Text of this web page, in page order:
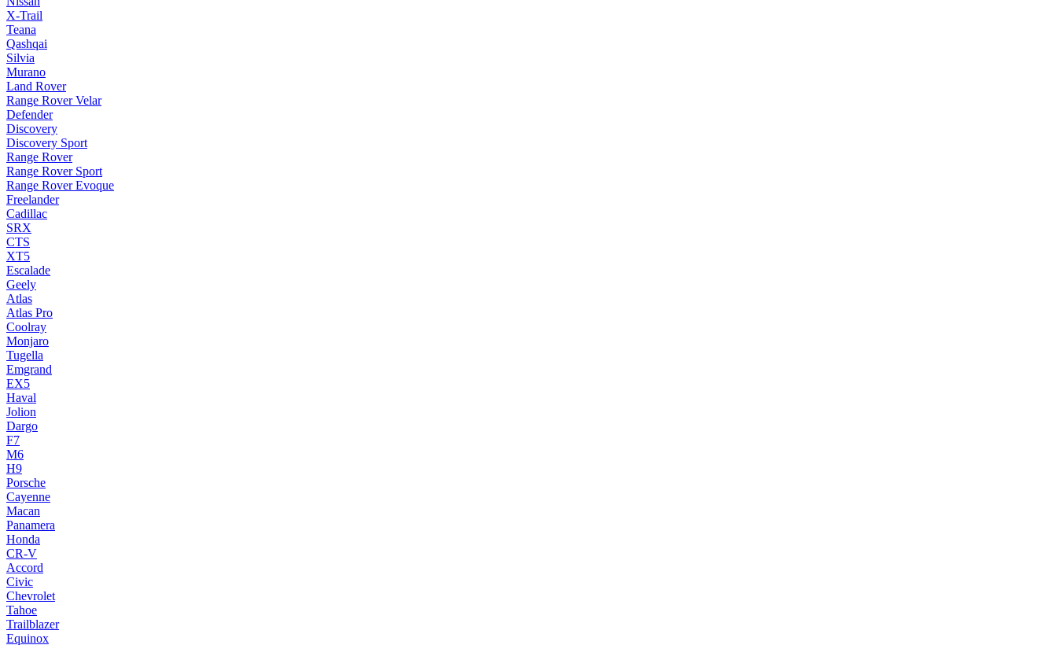
X-Trail
Teana
Qashqai
Silvia
Murano
Land Rover
Range Rover Velar
Defender
Discovery
Discovery Sport
Range Rover
Range Rover Sport
Range Rover Evoque
Freelander
Cadillac
SRX
CTS
XT5
Escalade
Geely
Atlas
Atlas Pro
Coolray
Monjaro
Tugella
Emgrand
EX5
Haval
Jolion
Dargo
F7
M6
H9
Porsche
Cayenne
Macan
Panamera
Honda
CR-V
Accord
Civic
Chevrolet
Tahoe
Trailblazer
Equinox